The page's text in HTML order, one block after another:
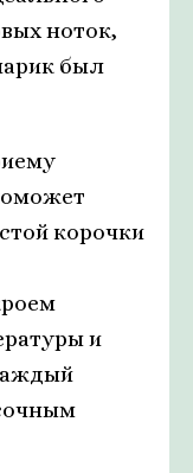
ноток,
был
корочки
и